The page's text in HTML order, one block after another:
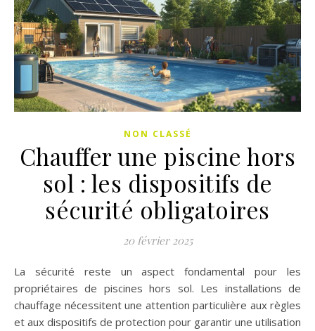
NON CLASSÉ
Chauffer une piscine hors
sol : les dispositifs de
sécurité obligatoires
20 février 2025
La sécurité reste un aspect fondamental pour les
propriétaires de piscines hors sol. Les installations de
chauffage nécessitent une attention particulière aux règles
et aux dispositifs de protection pour garantir une utilisation